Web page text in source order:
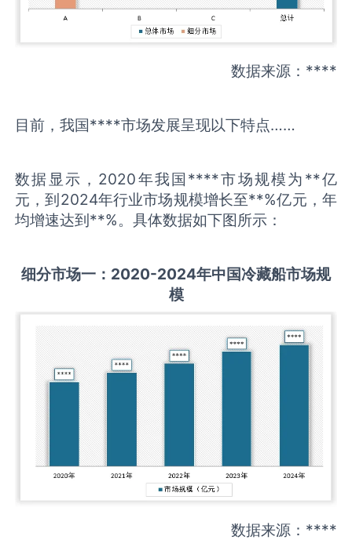
数据来源：****
目前，我国****市场发展呈现以下特点……
数据显示，2020年我国****市场规模为**亿
元，到2024年行业市场规模增长至**%亿元，年
均增速达到**%。具体数据如下图所示：
细分市场一： 2020-2024年中国冷藏船市场规
模
数据来源：****